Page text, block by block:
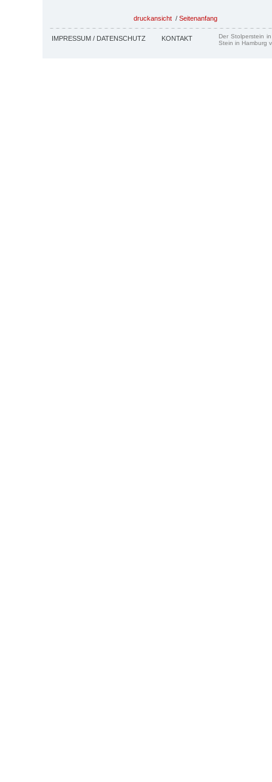
druckansicht / Seitenanfang
IMPRESSUM / DATENSCHUTZ KONTAKT
Der Stolperstein
Stein in Hamburg